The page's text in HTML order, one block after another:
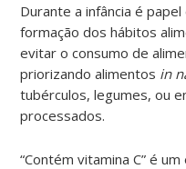
Durante a infância é
formação dos hábitos
evitar o consumo de
priorizando alimentos in
tubérculos, legumes, ou
processados.
“Contém vitamina C” é